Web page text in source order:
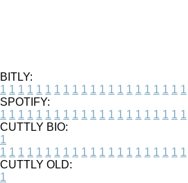
BITLY:
1 1 1 1 1 1 1 1 1 1 1 1 1 1 1 1 1 1 1 1 1
SPOTIFY:
1 1 1 1 1 1 1 1 1 1 1 1 1 1 1 1 1 1 1 1 1
CUTTLY BIO:
1
1 1 1 1 1 1 1 1 1 1 1 1 1 1 1 1 1 1 1 1 1
CUTTLY OLD:
1